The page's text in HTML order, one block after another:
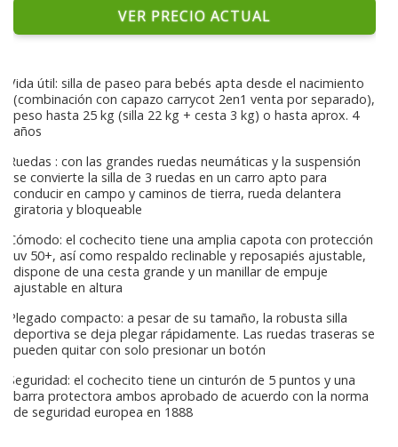
VER PRECIO ACTUAL
Vida útil: silla de paseo para bebés apta desde el nacimiento
(combinación con capazo carrycot 2en1 venta por separado),
peso hasta 25 kg (silla 22 kg + cesta 3 kg) o hasta aprox. 4
años
Ruedas : con las grandes ruedas neumáticas y la suspensión
se convierte la silla de 3 ruedas en un carro apto para
conducir en campo y caminos de tierra, rueda delantera
giratoria y bloqueable
Cómodo: el cochecito tiene una amplia capota con protección
uv 50+, así como respaldo reclinable y reposapiés ajustable,
dispone de una cesta grande y un manillar de empuje
ajustable en altura
Plegado compacto: a pesar de su tamaño, la robusta silla
deportiva se deja plegar rápidamente. Las ruedas traseras se
pueden quitar con solo presionar un botón
Seguridad: el cochecito tiene un cinturón de 5 puntos y una
barra protectora ambos aprobado de acuerdo con la norma
de seguridad europea en 1888